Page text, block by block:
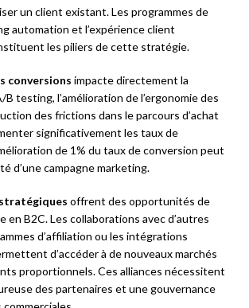
un client existant. Les programmes de
automation et l’expérience client
les piliers de cette stratégie.
conversions impacte directement la
B testing, l’amélioration de l’ergonomie des
des frictions dans le parcours d’achat
significativement les taux de
de 1% du taux de conversion peut
d’une campagne marketing.
offrent des opportunités de
en B2C. Les collaborations avec d’autres
d’affiliation ou les intégrations
d’accéder à de nouveaux marchés
proportionnels. Ces alliances nécessitent
des partenaires et une gouvernance